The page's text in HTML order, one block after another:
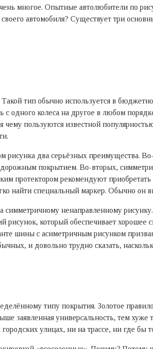
многое. Опытные автолюбители по
автомобиля? Существует три
Такой тип обычно используется в
одного колеса на другое в любом
пользуются известной
рисунка два серьёзных преимущества.
покрытием. Во-вторых,
протектором рекомендуют
найти специальный маркер. Обычно он
симметричному ненаправленному
который обеспечивает
шины с асиметричным рисунком
и довольно трудно сказать,
типу покрытия. Золотое
заявленная универсальность, тем
улицах, ни на трассе, ни где бы